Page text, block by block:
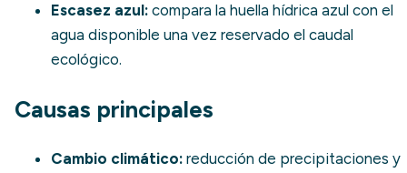
Escasez azul: compara la huella hídrica azul con el
agua disponible una vez reservado el caudal
ecológico.
Causas principales
Cambio climático: reducción de precipitaciones y